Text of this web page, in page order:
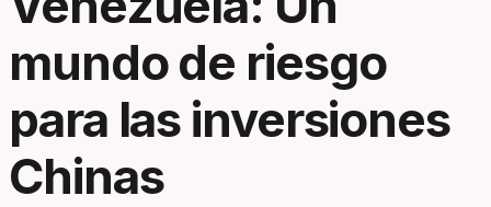
mundo de riesgo
para las inversiones
Chinas